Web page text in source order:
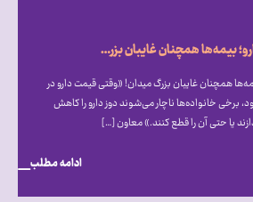
اتیسم زیر فشار گرانی دارو؛ بیمه‌ها همچنان غایبان بزرگ میدان!
همچنان غایبان بزرگ میدان! «وقتی قیمت دارو در
برخی خانواده‌ها ناچار می‌شوند دوز دارو را کاهش
یا حتی آن را قطع کنند.» معاون […]
ادامه مطلب